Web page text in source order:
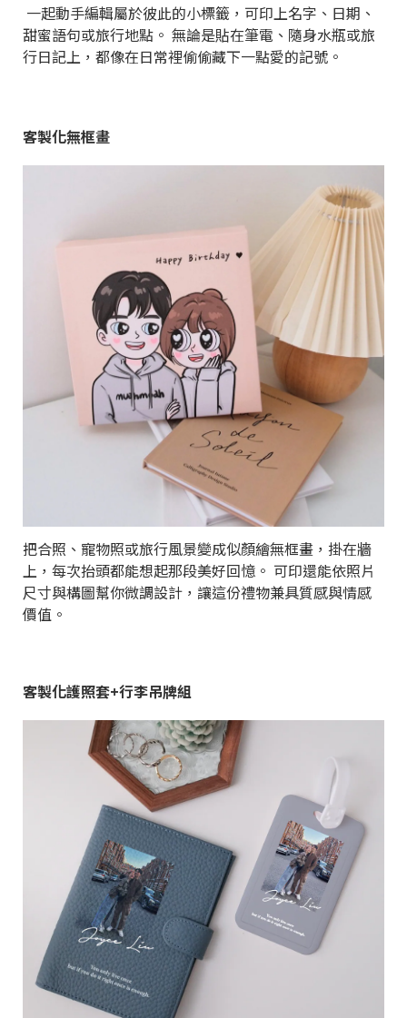
一起動手編輯屬於彼此的小標籤，可印上名字、日期、
甜蜜語句或旅行地點。 無論是貼在筆電、隨身水瓶或旅
行日記上，都像在日常裡偷偷藏下一點愛的記號。
客製化無框畫
把合照、寵物照或旅行風景變成似顏繪無框畫，掛在牆
上，每次抬頭都能想起那段美好回憶。 可印還能依照片
尺寸與構圖幫你微調設計，讓這份禮物兼具質感與情感
價值。
客製化護照套+行李吊牌組